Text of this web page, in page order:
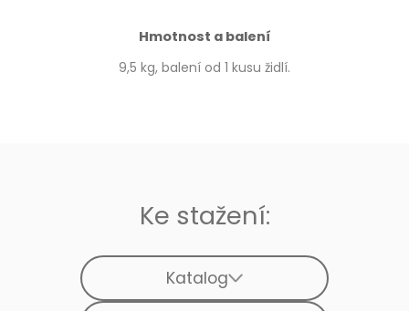
Hmotnost a balení
9,5 kg, balení od 1 kusu židlí.
Ke stažení:
Katalog